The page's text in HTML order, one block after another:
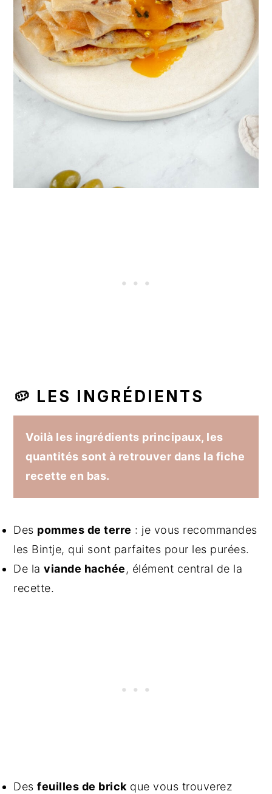
🥔 LES INGRÉDIENTS
Voilà les ingrédients principaux, les
quantités sont à retrouver dans la fiche
recette en bas.
Des pommes de terre : je vous recommandes
les Bintje, qui sont parfaites pour les purées.
De laviande hachée, élément central de la
recette.
Desfeuilles de brick que vous trouverez